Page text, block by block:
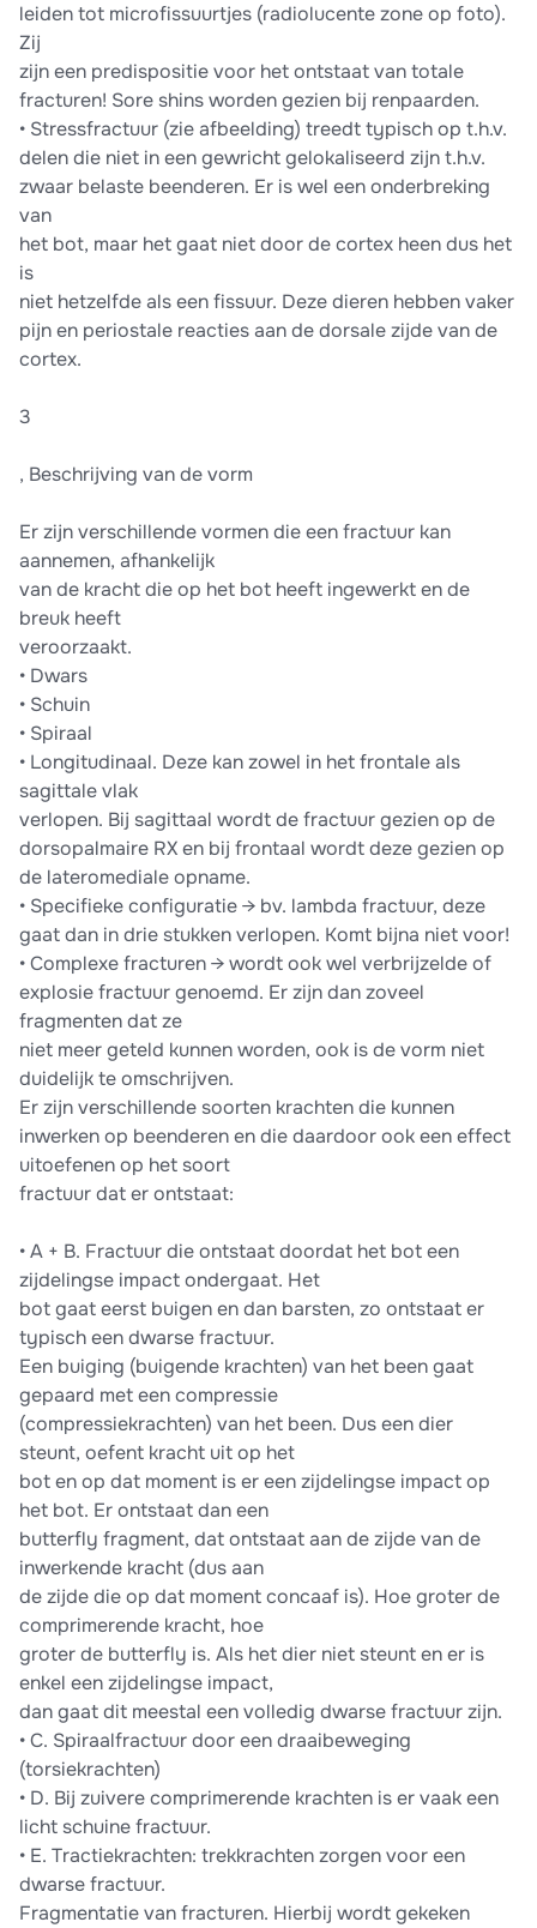
leiden tot microfissuurtjes (radiolucente zone op foto).
Zij
zijn een predispositie voor het ontstaat van totale
fracturen! Sore shins worden gezien bij renpaarden.
• Stressfractuur (zie afbeelding) treedt typisch op t.h.v.
delen die niet in een gewricht gelokaliseerd zijn t.h.v.
zwaar belaste beenderen. Er is wel een onderbreking
van
het bot, maar het gaat niet door de cortex heen dus het
is
niet hetzelfde als een fissuur. Deze dieren hebben vaker
pijn en periostale reacties aan de dorsale zijde van de
cortex.
3
, Beschrijving van de vorm
Er zijn verschillende vormen die een fractuur kan
aannemen, afhankelijk
van de kracht die op het bot heeft ingewerkt en de
breuk heeft
veroorzaakt.
• Dwars
• Schuin
• Spiraal
• Longitudinaal. Deze kan zowel in het frontale als
sagittale vlak
verlopen. Bij sagittaal wordt de fractuur gezien op de
dorsopalmaire RX en bij frontaal wordt deze gezien op
de lateromediale opname.
• Specifieke configuratie → bv. lambda fractuur, deze
gaat dan in drie stukken verlopen. Komt bijna niet voor!
• Complexe fracturen → wordt ook wel verbrijzelde of
explosie fractuur genoemd. Er zijn dan zoveel
fragmenten dat ze
niet meer geteld kunnen worden, ook is de vorm niet
duidelijk te omschrijven.
Er zijn verschillende soorten krachten die kunnen
inwerken op beenderen en die daardoor ook een effect
uitoefenen op het soort
fractuur dat er ontstaat:
• A + B. Fractuur die ontstaat doordat het bot een
zijdelingse impact ondergaat. Het
bot gaat eerst buigen en dan barsten, zo ontstaat er
typisch een dwarse fractuur.
Een buiging (buigende krachten) van het been gaat
gepaard met een compressie
(compressiekrachten) van het been. Dus een dier
steunt, oefent kracht uit op het
bot en op dat moment is er een zijdelingse impact op
het bot. Er ontstaat dan een
butterfly fragment, dat ontstaat aan de zijde van de
inwerkende kracht (dus aan
de zijde die op dat moment concaaf is). Hoe groter de
comprimerende kracht, hoe
groter de butterfly is. Als het dier niet steunt en er is
enkel een zijdelingse impact,
dan gaat dit meestal een volledig dwarse fractuur zijn.
• C. Spiraalfractuur door een draaibeweging
(torsiekrachten)
• D. Bij zuivere comprimerende krachten is er vaak een
licht schuine fractuur.
• E. Tractiekrachten: trekkrachten zorgen voor een
dwarse fractuur.
Fragmentatie van fracturen. Hierbij wordt gekeken